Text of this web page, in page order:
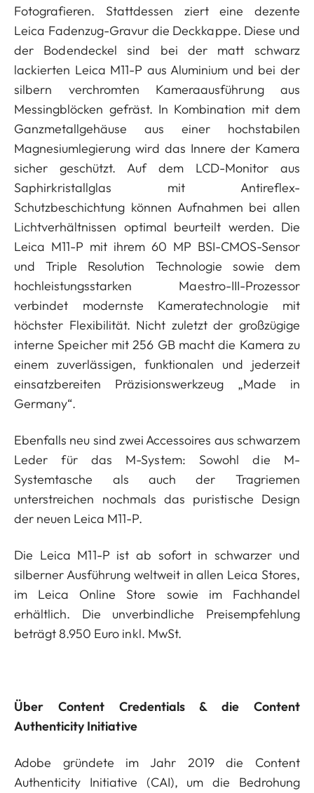
Fotografieren. Stattdessen ziert eine dezente
Leica Fadenzug-Gravur die Deckkappe. Diese und
der Bodendeckel sind bei der matt schwarz
lackierten Leica M11-P aus Aluminium und bei der
silbern verchromten Kameraausführung aus
Messingblöcken gefräst. In Kombination mit dem
Ganzmetallgehäuse aus einer hochstabilen
Magnesiumlegierung wird das Innere der Kamera
sicher geschützt. Auf dem LCD-Monitor aus
Saphirkristallglas mit Antireflex-
Schutzbeschichtung können Aufnahmen bei allen
Lichtverhältnissen optimal beurteilt werden. Die
Leica M11-P mit ihrem 60 MP BSI-CMOS-Sensor
und Triple Resolution Technologie sowie dem
hochleistungsstarken Maestro-III-Prozessor
verbindet modernste Kameratechnologie mit
höchster Flexibilität. Nicht zuletzt der großzügige
interne Speicher mit 256 GB macht die Kamera zu
einem zuverlässigen, funktionalen und jederzeit
einsatzbereiten Präzisionswerkzeug „Made in
Germany“.
Ebenfalls neu sind zwei Accessoires aus schwarzem
Leder für das M-System: Sowohl die M-
Systemtasche als auch der Tragriemen
unterstreichen nochmals das puristische Design
der neuen Leica M11-P.
Die Leica M11-P ist ab sofort in schwarzer und
silberner Ausführung weltweit in allen Leica Stores,
im Leica Online Store sowie im Fachhandel
erhältlich. Die unverbindliche Preisempfehlung
beträgt 8.950 Euro inkl. MwSt.
Über Content Credentials & die Content
Authenticity Initiative
Adobe gründete im Jahr 2019 die Content
Authenticity Initiative (CAI), um die Bedrohung